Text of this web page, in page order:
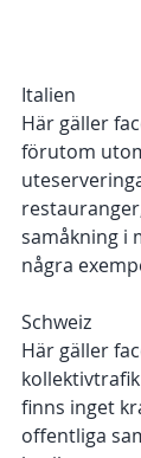
Italien
Här gäller
förutom
samåkning i
några
Schweiz
Här gäller
finns inget
offentliga